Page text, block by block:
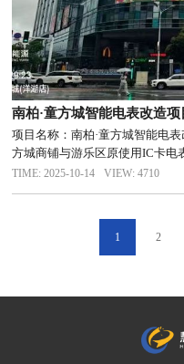
南柏·童方城智能电表改造项
项目名称：南柏·童方城智能电
方城商铺与游乐区原使用IC卡电
队；物业每月人工统计剩余电量
TIME: 2025-10-14 VIEW: 4710
1 2